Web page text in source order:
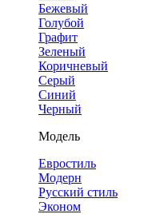
Бежевый
Голубой
Графит
Зеленый
Коричневый
Серый
Синий
Черный
Модель
Евростиль
Модерн
Русский стиль
Эконом